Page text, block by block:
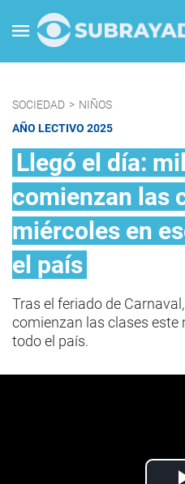
SOCIEDAD > NIÑOS
AÑO LECTIVO 2025
Llegó el día:
comienzan las
miércoles en
el país
Tras el feriado de
comienzan las clases este
todo el país.